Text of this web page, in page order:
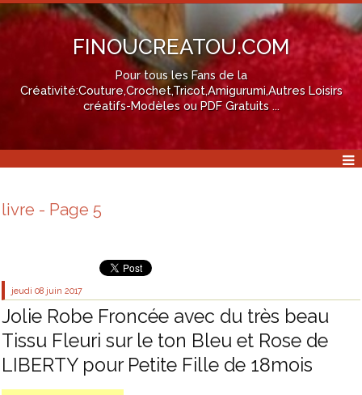
FINOUCREATOU.COM
Pour tous les Fans de la
Créativité:Couture,Crochet,Tricot,Amigurumi,Autres Loisirs
créatifs-Modèles ou PDF Gratuits ...
livre - Page 5
jeudi 08 juin 2017
Jolie Robe Froncée avec du très beau
Tissu Fleuri sur le ton Bleu et Rose de
LIBERTY pour Petite Fille de 18mois